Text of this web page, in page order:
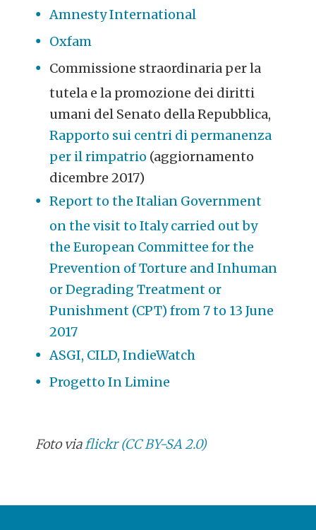
Amnesty International
Oxfam
Commissione straordinaria per la
tutela e la promozione dei diritti
umani del Senato della Repubblica,
Rapporto sui centri di permanenza
per il rimpatrio (aggiornamento
dicembre 2017)
Report to the Italian Government
on the visit to Italy carried out by
the European Committee for the
Prevention of Torture and Inhuman
or Degrading Treatment or
Punishment (CPT) from 7 to 13 June
2017
ASGI, CILD, IndieWatch
Progetto In Limine
Foto viaflickr(CC BY-SA 2.0)
POST